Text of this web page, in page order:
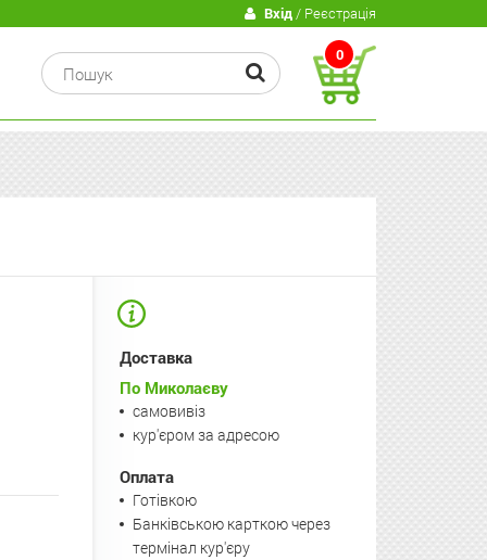
Вхід/ Реєстрація
0
Доставка
По Миколаєву
самовивіз
кур'єром за адресою
Оплата
Готівкою
Банківською карткою через
термінал кур'єру